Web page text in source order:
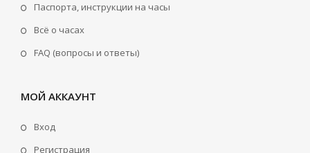
Паспорта, инструкции на часы
Всё о часах
FAQ (вопросы и ответы)
МОЙ АККАУНТ
Вход
Регистрация